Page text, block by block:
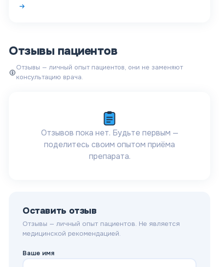
Отзывы пациентов
Отзывы — личный опыт пациентов, они не заменяют
консультацию врача.
Отзывов пока нет. Будьте первым —
поделитесь своим опытом приёма
препарата.
Оставить отзыв
Отзывы — личный опыт пациентов. Не является
медицинской рекомендацией.
Ваше имя